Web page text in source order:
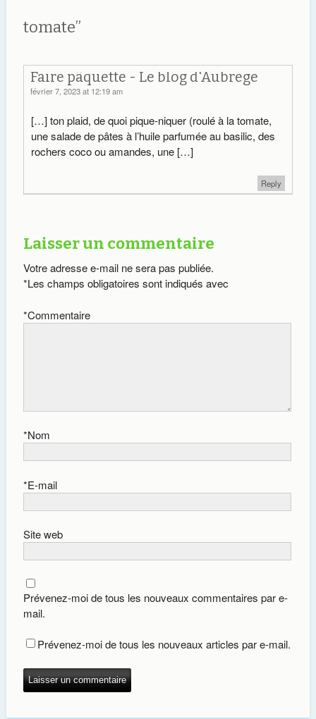
tomate”
Faire pâquette - Le blog d'Aubrege
février 7, 2023 at 12:19 am
[…] ton plaid, de quoi pique-niquer (roulé à la tomate,
une salade de pâtes à l’huile parfumée au basilic, des
rochers coco ou amandes, une […]
Reply
Laisser un commentaire
Votre adresse e-mail ne sera pas publiée.
Les champs obligatoires sont indiqués avec
*
Commentaire
*
Nom
*
E-mail
*
Site web
Prévenez-moi de tous les nouveaux commentaires par e-
mail.
Prévenez-moi de tous les nouveaux articles par e-mail.